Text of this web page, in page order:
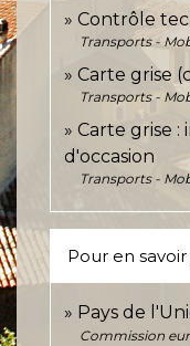
Contrôle
Transports -
Carte grise
Transports -
Carte grise
d'occasion
Transports -
Pour en
Pays de
Commission